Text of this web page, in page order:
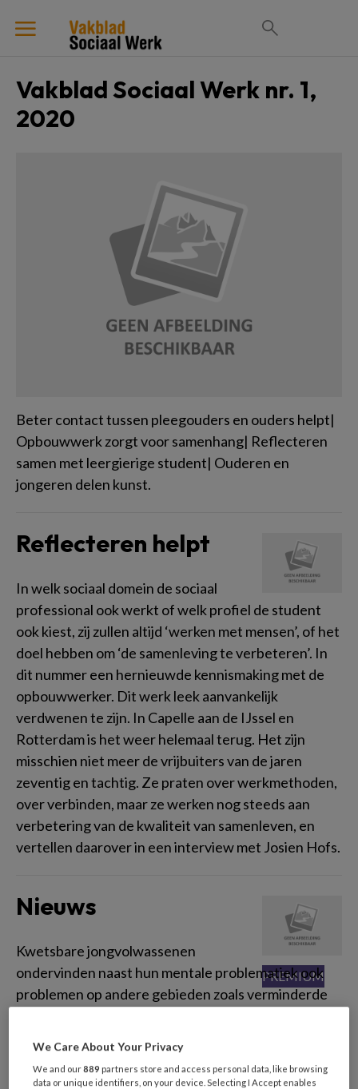
Vakblad Sociaal Werk nr. 1,
2020
Beter contact tussen pleegouders en ouders helpt|
Opbouwwerk zorgt voor samenhang| Reflecteren
samen met leergierige student| Ouderen en
jongeren delen kunst.
Reflecteren helpt
In welk sociaal domein de sociaal
professional ook werkt of welk profiel de student
ook kiest, zij zullen altijd ‘werken met mensen’, of het
doel hebben om ‘de samenleving te verbeteren’. In
dit nummer een hernieuwde kennismaking met de
opbouwwerker. Dit werk leek aanvankelijk
verdwenen te zijn. In Capelle aan de IJssel en
Rotterdam is het weer helemaal terug. Het zijn
misschien niet meer de vrijbuiters van de jaren
zeventig en tachtig. Ze praten over werkmethoden,
over verbinden, maar ze werken nog steeds aan
verbetering van de kwaliteit van samenleven, en
vertellen daarover in een interview met Josien Hofs.
Nieuws
Kwetsbare jongvolwassenen
ondervinden naast hun mentale problematiek ook
problemen op andere gebieden zoals verminderde
We Care About Your Privacy
We and our889 partners store and access personal data, like browsing
data or unique identifiers, on your device. Selecting I Accept enables